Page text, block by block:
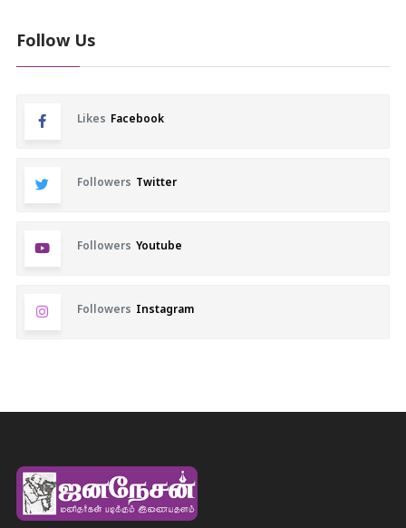
Follow Us
Likes Facebook
Followers Twitter
Followers Youtube
Followers Instagram